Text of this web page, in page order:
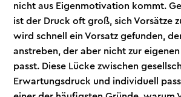
nicht aus Eigenmotivation kommt.
ist der Druck oft groß, sich Vorsätze
wird schnell ein Vorsatz gefunden,
anstreben, der aber nicht zur
passt. Diese Lücke zwischen
Erwartungsdruck und individuell